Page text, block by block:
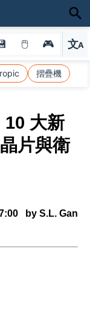
🖱 🎮 文A
選
摺疊機
大新
片與衛
by S.L. Gan